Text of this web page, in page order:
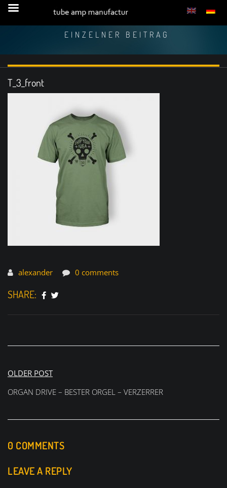
EINZELNER BEITRAG
T_3_front
alexander 0 comments
SHARE:
Beitragsnavigation
OLDER POST
ORGAN DRIVE – BESTER ORGEL – VERZERRER
0 COMMENTS
LEAVE A REPLY